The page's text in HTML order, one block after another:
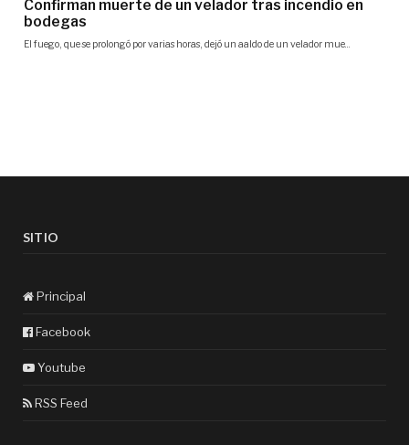
SITIO
Principal
Facebook
Youtube
RSS Feed